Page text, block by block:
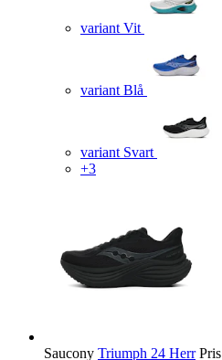
variant Vit
variant Blå
variant Svart
+3
Saucony Triumph 24 Herr Pris